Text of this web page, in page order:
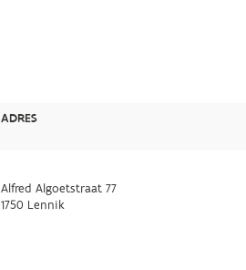
ADRES
Alfred Algoetstraat 77
1750 Lennik